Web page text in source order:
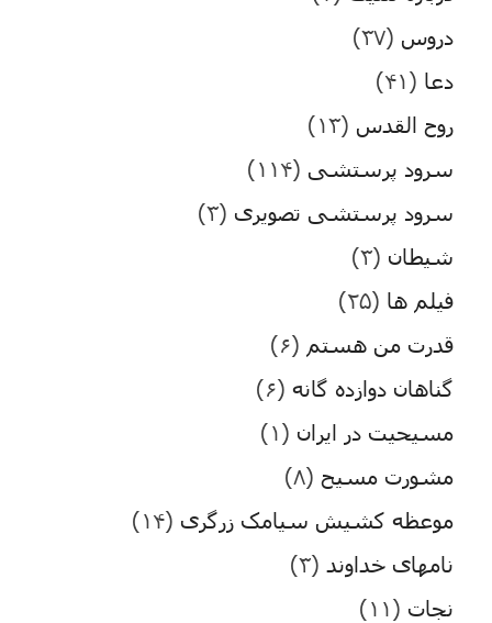
دروس (۳۷)
دعا (۴۱)
روح القدس (۱۳)
سرود پرستشی (۱۱۴)
سرود پرستشی تصویری (۳)
شیطان (۳)
فیلم ها (۲۵)
قدرت من هستم (۶)
گناهان دوازده گانه (۶)
مسیحیت در ایران (۱)
مشورت مسیح (۸)
موعظه کشیش سیامک زرگری (۱۴)
نامهای خداوند (۳)
نجات (۱۱)